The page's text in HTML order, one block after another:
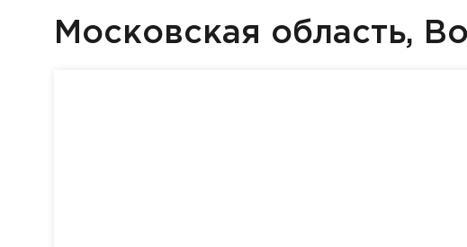
Московская область,